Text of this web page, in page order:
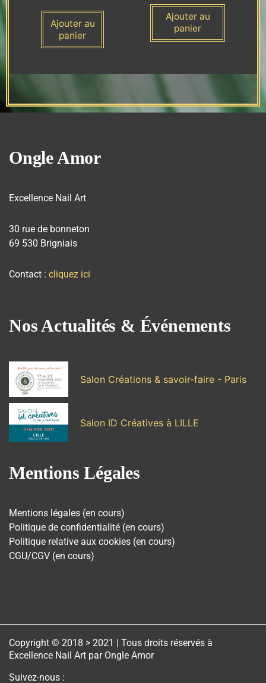
Ajouter au
panier
Ajouter au
panier
Ongle Amor
Excellence Nail Art
30 rue de bonneton
69 530 Brigniais
Contact : cliquez ici
Nos Actualités & Événements
Salon Créations & savoir-faire - Paris
Salon ID Créatives à LILLE
Mentions Légales
Mentions légales (en cours)
Politique de confidentialité (en cours)
Politique relative aux cookies (en cours)
CGU/CGV (en cours)
Copyright © 2018 > 2021 | Tous droits réservés à
Excellence Nail Art par Ongle Amor
Suivez-nous :